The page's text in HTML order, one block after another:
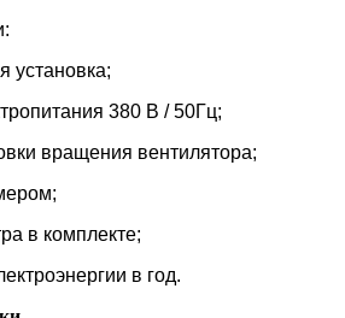
установка;
380 B / 50Гц;
вращения вентилятора;
в комплекте;
в год.